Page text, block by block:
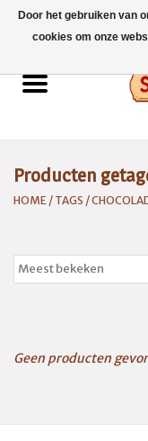
Home
Catalogus 2026
Producten
HOME / TAGS /
Geen producten
Door het gebruiken van
cookies om onze